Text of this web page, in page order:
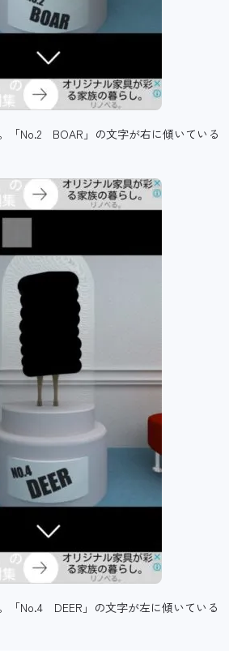
「No.2 BOAR」の文字が右に傾いている
「No.4 DEER」の文字が左に傾いている